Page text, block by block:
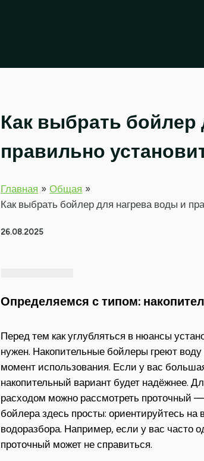
Как выбрать бойлер
правильно
Главная
Общая
Как выбрать бойлер для нагрева воды и
26.08.2025
Определяемся с типом:
Перед тем как углубляться в нюансы
нужен. Накопительные бойлеры греют
момент использования. Если у вас
накопительный вариант будет надёжнее.
расходом можно рассмотреть проточный
бойлера здесь просты: ориентируйтесь
водоразбора. Например, если у вас часто
проточный может не справиться.